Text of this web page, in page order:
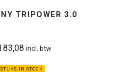
TRIPOWER 3.0
incl. btw
IN STOCK